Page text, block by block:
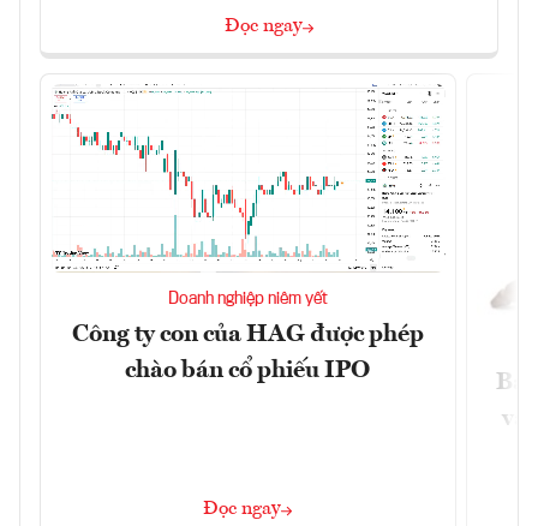
Đọc ngay
Doanh nghiệp niêm yết
Công ty con của HAG được phép
chào bán cổ phiếu IPO
Đọc ngay
và